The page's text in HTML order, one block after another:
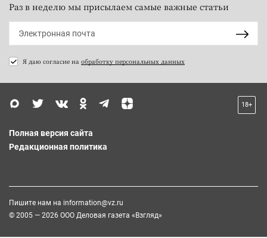
Раз в неделю мы присылаем самые важные статьи
Я даю согласие на обработку персональных данных
18+
Полная версия сайта
Редакционная политика
Пишите нам на information@vz.ru
© 2005 — 2026 ООО Деловая газета «Взгляд»